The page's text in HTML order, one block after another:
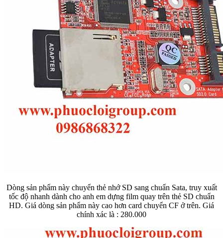
Dòng sản phẩm này chuyển thẻ nhớ SD sang chuẩn Sata, truy xuất
tốc độ nhanh dành cho anh em dựng film quay trên thẻ SD chuẩn
HD. Giá dòng sản phẩm này cao hơn card chuyển CF ở trên. Giá
chính xác là : 280.000